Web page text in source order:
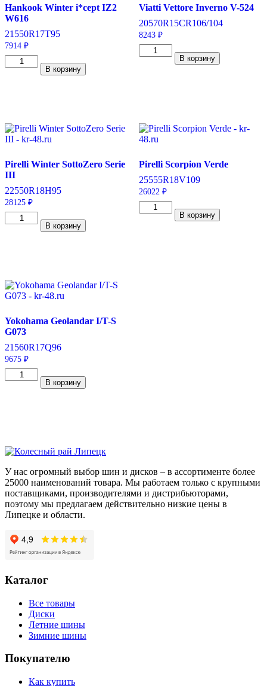
Hankook Winter i*cept IZ2
W616
21550R17T95
7914 ₽
Количество
товара
W616
215/50/R17
95
В корзину
Viatti Vettore Inverno V-524
20570R15CR106/104
8243 ₽
Количество
товара
205/70/R15C
106/104
R
В корзину
Pirelli Winter SottoZero Serie
III
22550R18H95
28125 ₽
Количество
товара
III
225/50/R18
95
В корзину
Pirelli Scorpion Verde
25555R18V109
26022 ₽
Количество
товара
В корзину
Yokohama Geolandar I/T-S
G073
21560R17Q96
9675 ₽
Количество
товара
215/60/R17
96
Q
В корзину
У нас огромный выбор шин и дисков – в ассортименте более
25000 наименований товара. Мы работаем только с крупными
поставщиками, производителями и дистрибьюторами,
поэтому мы предлагаем действительно низкие цены в
Липецке и области.
Каталог
Все товары
Диски
Летние шины
Зимние шины
Покупателю
Как купить